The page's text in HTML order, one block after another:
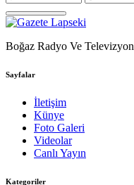
Boğaz Radyo Ve Televizyon
Sayfalar
İletişim
Künye
Foto Galeri
Videolar
Canlı Yayın
Kategoriler